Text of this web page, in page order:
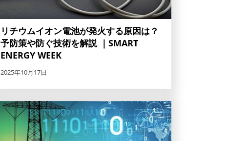
リチウムイオン電池が発火する原因は？
予防策や防ぐ技術を解説 ｜SMART
ENERGY WEEK
2025年10月17日